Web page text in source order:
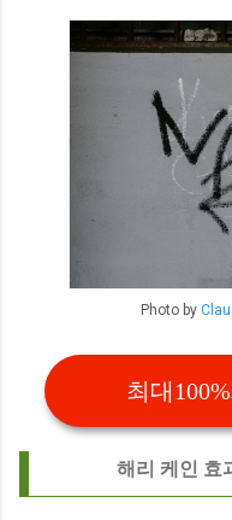
Photo by
최대
해리 케인 효